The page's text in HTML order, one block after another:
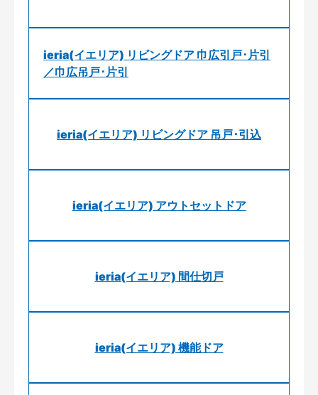
ieria(イエリア) リビングドア 巾広引戸･片引
／巾広吊戸･片引
ieria(イエリア) リビングドア 吊戸･引込
ieria(イエリア) アウトセットドア
ieria(イエリア) 間仕切戸
ieria(イエリア) 機能ドア